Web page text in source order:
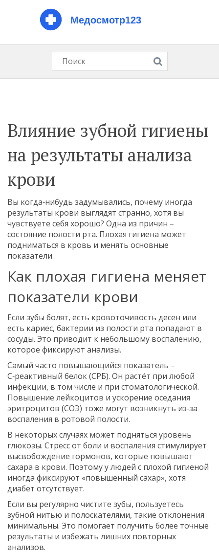
Влияние зубной гигиены
на результаты анализа
крови
Вы когда‑нибудь задумывались, почему иногда
результаты крови выглядят странно, хотя вы
чувствуете себя хорошо? Одна из причин –
состояние полости рта. Плохая гигиена может
подниматься в кровь и менять основные
показатели.
Как плохая гигиена меняет
показатели крови
Если зубы болят, есть кровоточивость десен или
есть кариес, бактерии из полости рта попадают в
сосуды. Это приводит к небольшому воспалению,
которое фиксируют анализы.
Самый часто повышающийся показатель –
С‑реактивный белок (СРБ). Он растёт при любой
инфекции, в том числе и при стоматологической.
Повышение лейкоцитов и ускорение оседания
эритроцитов (СОЭ) тоже могут возникнуть из‑за
воспаления в ротовой полости.
В некоторых случаях может подняться уровень
глюкозы. Стресс от боли и воспаления стимулирует
высвобождение гормонов, которые повышают
сахара в крови. Поэтому у людей с плохой гигиеной
иногда фиксируют «повышенный сахар», хотя
диабет отсутствует.
Если вы регулярно чистите зубы, пользуетесь
зубной нитью и полоскателями, такие отклонения
минимальны. Это помогает получить более точные
результаты и избежать лишних повторных
анализов.